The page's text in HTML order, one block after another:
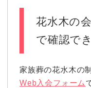
花水木の
で確認で
家族葬の花水木の
Web入会フォーム